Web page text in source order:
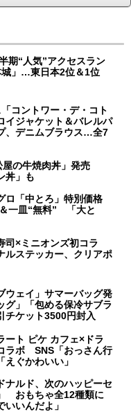
期“人気”アクセスラン
」…東日本2位＆1位
コントワー・デ・コト
ジャケット＆バレルパ
、デニムブラウス…全7
屋の牛焼肉丼」発売
丼」も
ロ「中とろ」特別価格
一皿“無料” 「大と
司×ミニオンズ初コラ
ステッカー、クリアポ
ウェイ」サマーバッグ発
」「包める保冷サブラ
ケット3500円封入
ート ピケ カフェ×ドラ
ラボ SNS「おっさん行
ぐかわいい」
ナルド、次のハッピーセ
おもちゃ全12種類に
いいんだよ」